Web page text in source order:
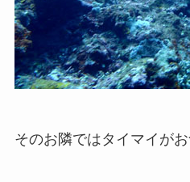
そのお隣ではタイマイが